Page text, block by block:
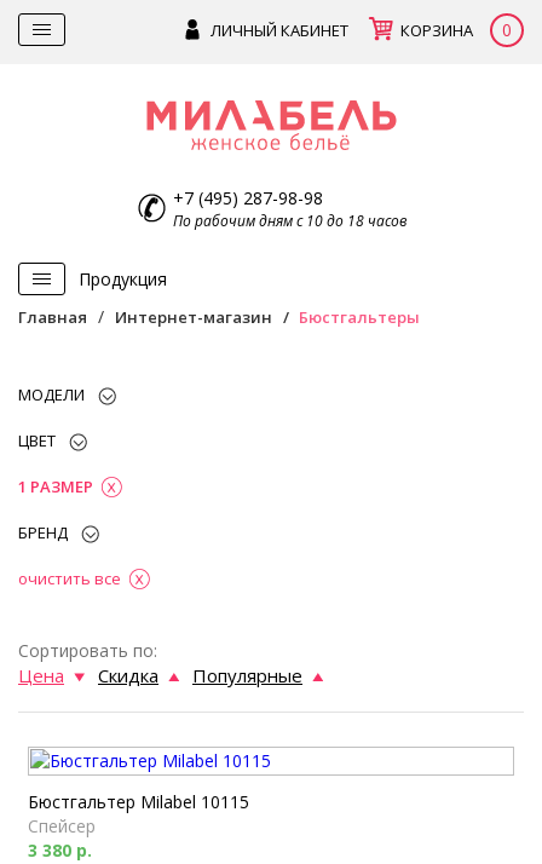
ЛИЧНЫЙ КАБИНЕТ КОРЗИНА 0
+7 (495) 287-98-98
По рабочим дням с 10 до 18 часов
Продукция
Главная Интернет-магазин Бюстгальтеры
МОДЕЛИ
ЦВЕТ
1 РАЗМЕР
БРЕНД
очистить все
Сортировать по:
Цена Скидка Популярные
Бюстгальтер Milabel 10115
Спейсер
3 380 р.